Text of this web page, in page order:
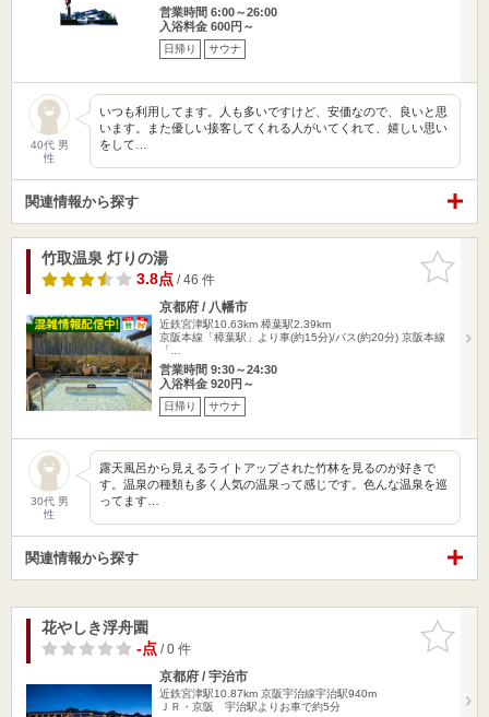
営業時間 6:00～26:00
入浴料金 600円～
日帰り サウナ
40代 男
性
いつも利用してます。人も多いですけど、安価なので、良いと思
います。また優しい接客してくれる人がいてくれて、嬉しい思い
をして…
関連情報から探す
お気に入
りに追加
竹取温泉 灯りの湯
3.8点/ 46 件
京都府 / 八幡市
近鉄宮津駅10.63km 樟葉駅2.39km
京阪本線「樟葉駅」より車(約15分)/バス(約20分) 京阪本線
「…
営業時間 9:30～24:30
入浴料金 920円～
日帰り サウナ
30代 男
性
露天風呂から見えるライトアップされた竹林を見るのが好きで
す。温泉の種類も多く人気の温泉って感じです。色んな温泉を巡
ってます…
関連情報から探す
お気に入
りに追加
花やしき浮舟園
-点/ 0 件
京都府 / 宇治市
近鉄宮津駅10.87km 京阪宇治線宇治駅940m
ＪＲ・京阪 宇治駅よりお車で約5分